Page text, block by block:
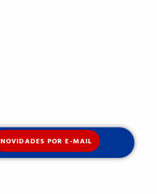
NOVIDADES POR E-MAIL